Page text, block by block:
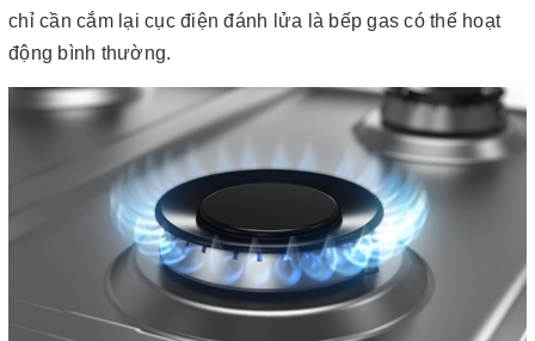
chỉ cần cắm lại cục điện đánh lửa là bếp gas có thể hoạt
động bình thường.